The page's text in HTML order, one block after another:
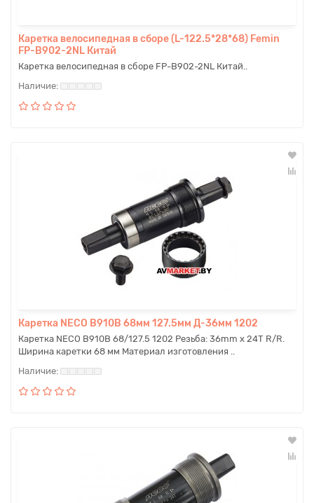
Каретка велосипедная в сборе (L-122.5*28*68) Femin
FP-B902-2NL Китай
Каретка велосипедная в сборе FP-B902-2NL Китай..
Каретка NECO B910B 68мм 127.5мм Д-36мм 1202
Каретка NECO B910B 68/127.5 1202 Резьба: 36mm х 24T R/R.
Ширина каретки 68 мм Материал изготовления ..